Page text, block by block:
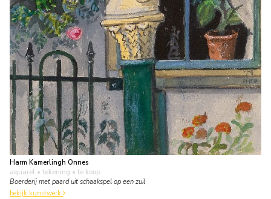
Harm Kamerlingh Onnes
aquarel • tekening • te koop
Boerderij met paard uit schaakspel op een zuil
bekijk kunstwerk